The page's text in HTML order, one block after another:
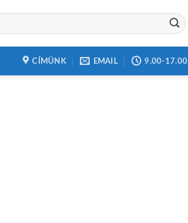
CÍMÜNK EMAIL 9.00-17.00